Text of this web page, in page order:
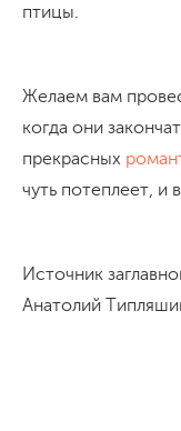
птицы.
Желаем вам
когда они
прекрасных
чуть потеплеет, и
Источник
Анатолий